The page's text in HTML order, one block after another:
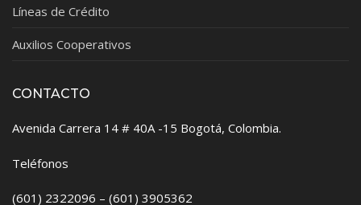
Líneas de Crédito
Auxilios Cooperativos
CONTACTO
Avenida Carrera 14 # 40A -15 Bogotá, Colombia.
Teléfonos
(601) 2322096 – (601) 3905362